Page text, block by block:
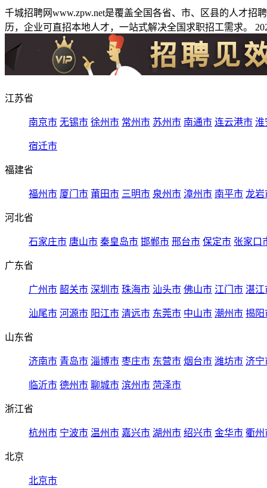
千城招聘网www.zpw.net是覆盖全国各省、市、区县的人才
历，企业可直招本地人才，一站式解决全国求职招工需求。
江苏省
南京市 无锡市 徐州市 常州市 苏州市 南通市 连云港市 淮
宿迁市
福建省
福州市 厦门市 莆田市 三明市 泉州市 漳州市 南平市 龙岩
河北省
石家庄市 唐山市 秦皇岛市 邯郸市 邢台市 保定市 张家口
广东省
广州市 韶关市 深圳市 珠海市 汕头市 佛山市 江门市 湛江
汕尾市 河源市 阳江市 清远市 东莞市 中山市 潮州市 揭阳
山东省
济南市 青岛市 淄博市 枣庄市 东营市 烟台市 潍坊市 济宁
临沂市 德州市 聊城市 滨州市 菏泽市
浙江省
杭州市 宁波市 温州市 嘉兴市 湖州市 绍兴市 金华市 衢州
北京
北京市